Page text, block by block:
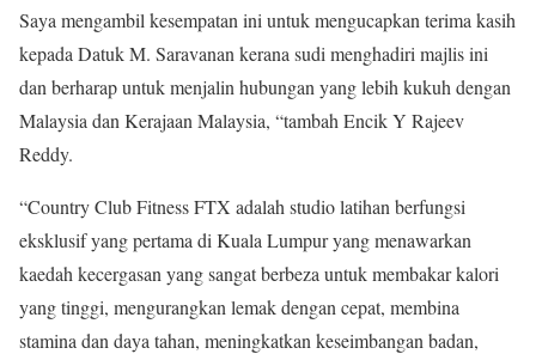
Saya mengambil kesempatan ini untuk mengucapkan terima kasih
kepada Datuk M. Saravanan kerana sudi menghadiri majlis ini
dan berharap untuk menjalin hubungan yang lebih kukuh dengan
Malaysia dan Kerajaan Malaysia, “tambah Encik Y Rajeev
Reddy.
“Country Club Fitness FTX adalah studio latihan berfungsi
eksklusif yang pertama di Kuala Lumpur yang menawarkan
kaedah kecergasan yang sangat berbeza untuk membakar kalori
yang tinggi, mengurangkan lemak dengan cepat, membina
stamina dan daya tahan, meningkatkan keseimbangan badan,